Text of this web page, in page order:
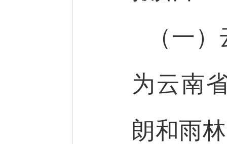
（一
为云南
朗和雨